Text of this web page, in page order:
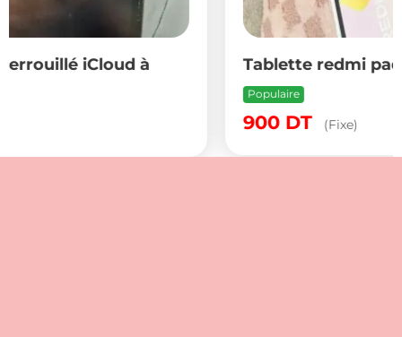
Tablette redmi pad pro 2